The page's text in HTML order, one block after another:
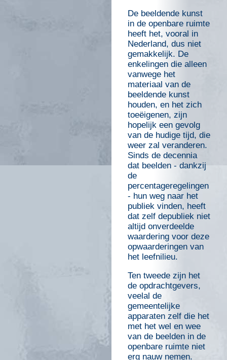
De beeldende kunst
in de openbare ruimte
heeft het, vooral in
Nederland, dus niet
gemakkelijk. De
enkelingen die alleen
vanwege het
materiaal van de
beeldende kunst
houden, en het zich
toeëigenen, zijn
hopelijk een gevolg
van de hudige tijd, die
weer zal veranderen.
Sinds de decennia
dat beelden - dankzij
de
percentageregelingen
- hun weg naar het
publiek vinden, heeft
dat zelf depubliek niet
altijd onverdeelde
waardering voor deze
opwaarderingen van
het leefnilieu.
Ten tweede zijn het
de opdrachtgevers,
veelal de
gemeentelijke
apparaten zelf die het
met het wel en wee
van de beelden in de
openbare ruimte niet
erg nauw nemen.